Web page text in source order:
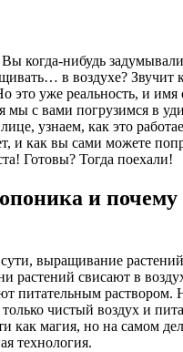
когда-нибудь
в воздухе? Звучит
это уже реальность, и имя
мы с вами погрузимся в
узнаем, как это
и как вы сами можете
Готовы? Тогда поехали!
и почему
выращивание
растений свисают в
питательным раствором.
чистый воздух и
как магия, но на самом
технология.